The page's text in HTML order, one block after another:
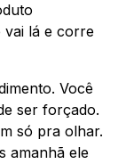
vai lá e corre
Você
ser forçado.
só pra olhar.
amanhã ele